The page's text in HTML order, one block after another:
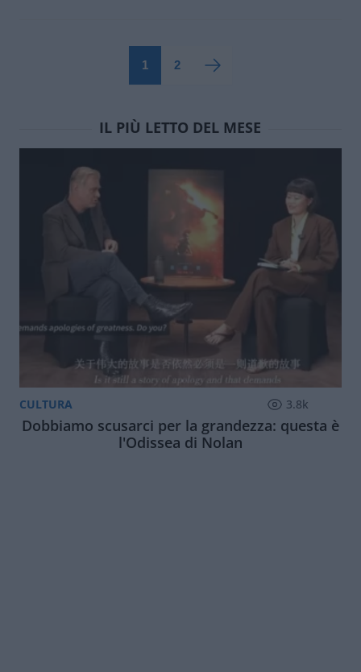
1 2
IL PIÙ LETTO DEL MESE
CULTURA 3.8k
Dobbiamo scusarci per la grandezza: questa è
l'Odissea di Nolan